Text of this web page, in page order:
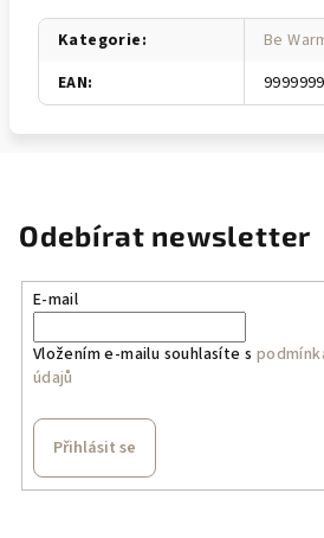
Kategorie:
Be
EAN:
Odebírat newsletter
E-mail
Vložením e-mailu souhlasíte s
údajů
Přihlásit se